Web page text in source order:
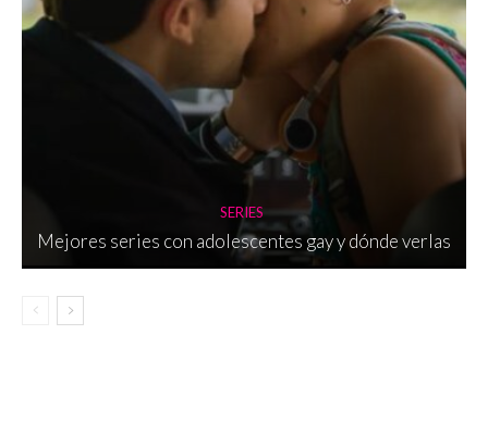
SERIES
Mejores series con adolescentes gay y dónde verlas